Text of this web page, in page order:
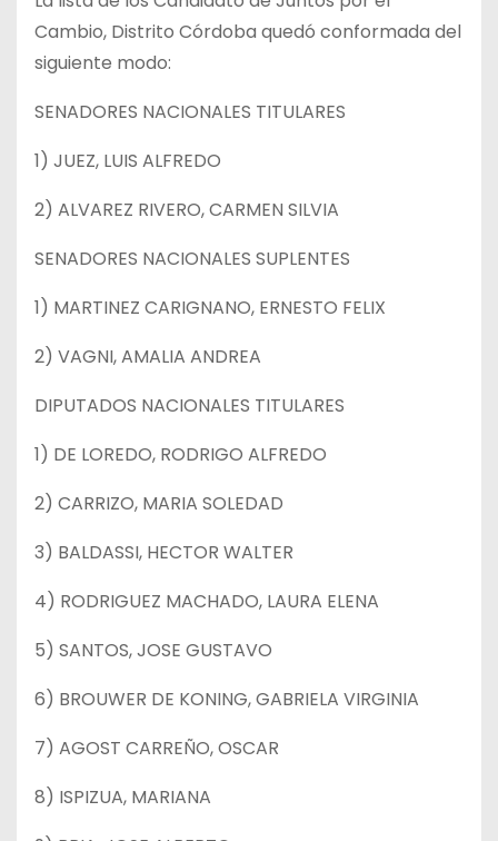
Cambio, Distrito Córdoba quedó conformada del
siguiente modo:
SENADORES NACIONALES TITULARES
1) JUEZ, LUIS ALFREDO
2) ALVAREZ RIVERO, CARMEN SILVIA
SENADORES NACIONALES SUPLENTES
1) MARTINEZ CARIGNANO, ERNESTO FELIX
2) VAGNI, AMALIA ANDREA
DIPUTADOS NACIONALES TITULARES
1) DE LOREDO, RODRIGO ALFREDO
2) CARRIZO, MARIA SOLEDAD
3) BALDASSI, HECTOR WALTER
4) RODRIGUEZ MACHADO, LAURA ELENA
5) SANTOS, JOSE GUSTAVO
6) BROUWER DE KONING, GABRIELA VIRGINIA
7) AGOST CARREÑO, OSCAR
8) ISPIZUA, MARIANA